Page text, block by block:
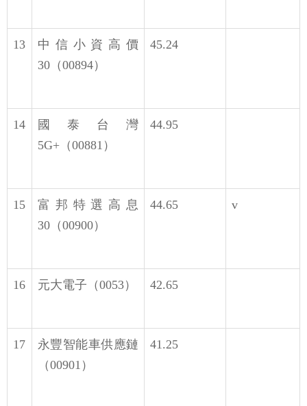
13
中信小資高價
30（00894）
45.24
14
國泰台灣
5G+（00881）
44.95
15
富邦特選高息
30（00900）
44.65 v
16 元大電子（0053） 42.65
17
永豐智能車供應鏈
（00901）
41.25